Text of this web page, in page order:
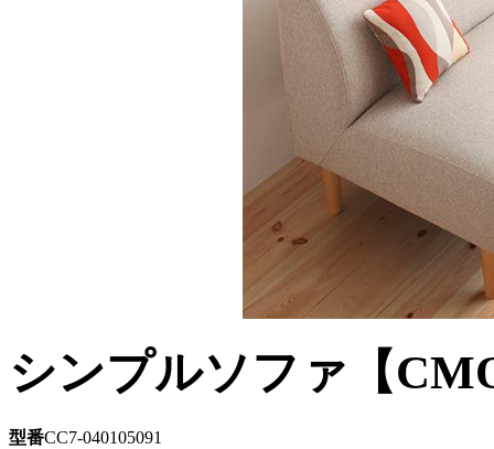
シンプルソファ【
型番CC7-040105091